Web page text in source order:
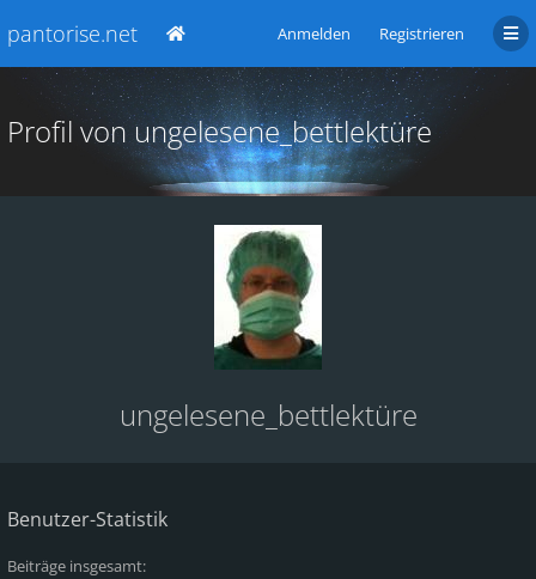
pantorise.net Anmelden Registrieren
Profil von ungelesene_bettlektüre
ungelesene_bettlektüre
Benutzer-Statistik
Beiträge insgesamt: